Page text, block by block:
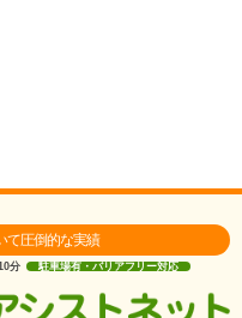
て圧倒的な実績
分 駐車場有・バリアフリー対応